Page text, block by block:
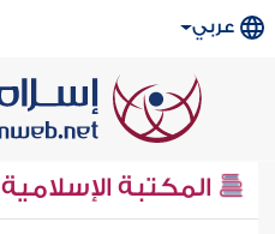
عربي
المكتبة الإسلامية